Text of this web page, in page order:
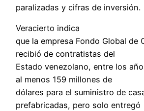
paralizadas y cifras de inversión.
Veracierto indica
que la empresa Fondo Global de
recibió de contratistas del
Estado venezolano, entre los
al menos 159 millones de
dólares para el suministro de
prefabricadas, pero solo entregó